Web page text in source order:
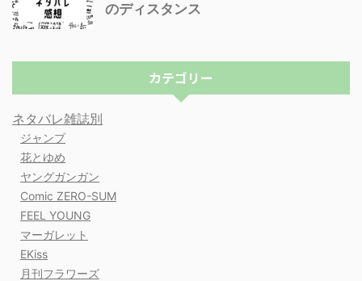
のディスタンス
カテゴリー
ネタバレ雑誌別
ジャンプ
花とゆめ
ヤングガンガン
Comic ZERO-SUM
FEEL YOUNG
マーガレット
EKiss
月刊フラワーズ